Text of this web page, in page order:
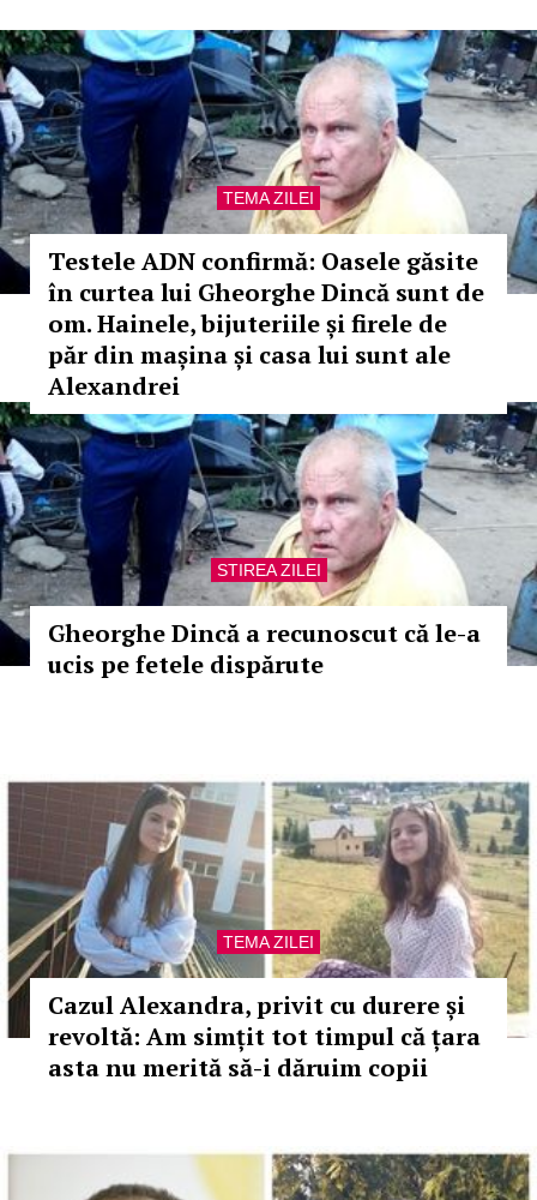
TEMA ZILEI
Testele ADN confirmă: Oasele găsite
în curtea lui Gheorghe Dincă sunt de
om. Hainele, bijuteriile și firele de
păr din mașina și casa lui sunt ale
Alexandrei
STIREA ZILEI
Gheorghe Dincă a recunoscut că le-a
ucis pe fetele dispărute
TEMA ZILEI
Cazul Alexandra, privit cu durere și
revoltă: Am simțit tot timpul că țara
asta nu merită să-i dăruim copii